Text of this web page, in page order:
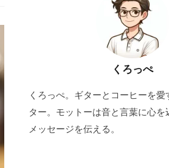
くろっぺ
くろっぺ。ギターとコーヒーを
ター。モットーは音と言葉に心を
メッセージを伝える。